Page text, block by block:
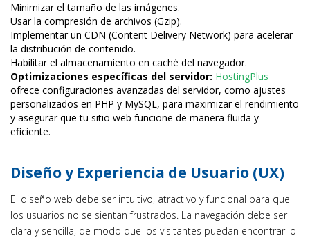
Minimizar el tamaño de las imágenes.
Usar la compresión de archivos (Gzip).
Implementar un CDN (Content Delivery Network) para acelerar
la distribución de contenido.
Habilitar el almacenamiento en caché del navegador.
Optimizaciones específicas del servidor: HostingPlus
ofrece configuraciones avanzadas del servidor, como ajustes
personalizados en PHP y MySQL, para maximizar el rendimiento
y asegurar que tu sitio web funcione de manera fluida y
eficiente.
Diseño y Experiencia de Usuario (UX)
El diseño web debe ser intuitivo, atractivo y funcional para que
los usuarios no se sientan frustrados. La navegación debe ser
clara y sencilla, de modo que los visitantes puedan encontrar lo